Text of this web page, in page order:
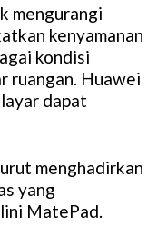
mengurangi
kenyamanan
kondisi
ruangan. Huawei
dapat
menghadirkan
yang
MatePad.